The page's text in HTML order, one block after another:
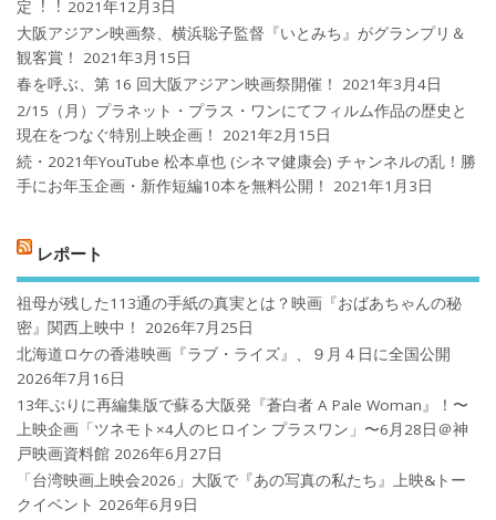
定︕︕ 2021年12月3日
大阪アジアン映画祭、横浜聡子監督『いとみち』がグランプリ＆
観客賞！
2021年3月15日
春を呼ぶ、第 16 回大阪アジアン映画祭開催！
2021年3月4日
2/15（月）プラネット・プラス・ワンにてフィルム作品の歴史と
現在をつなぐ特別上映企画！
2021年2月15日
続・2021年YouTube 松本卓也 (シネマ健康会) チャンネルの乱！勝
手にお年玉企画・新作短編10本を無料公開！
2021年1月3日
レポート
祖母が残した113通の手紙の真実とは？映画『おばあちゃんの秘
密』関西上映中！
2026年7月25日
北海道ロケの香港映画『ラブ・ライズ』、９月４日に全国公開
2026年7月16日
13年ぶりに再編集版で蘇る大阪発『蒼白者 A Pale Woman』！〜
上映企画「ツネモト×4人のヒロイン プラスワン」〜6月28日＠神
戸映画資料館 2026年6月27日
「台湾映画上映会2026」大阪で『あの写真の私たち』上映&トー
クイベント 2026年6月9日